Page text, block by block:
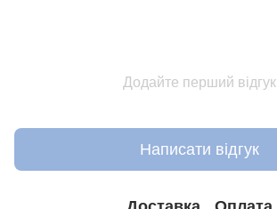
Додайте перший відгук
Написати відгук